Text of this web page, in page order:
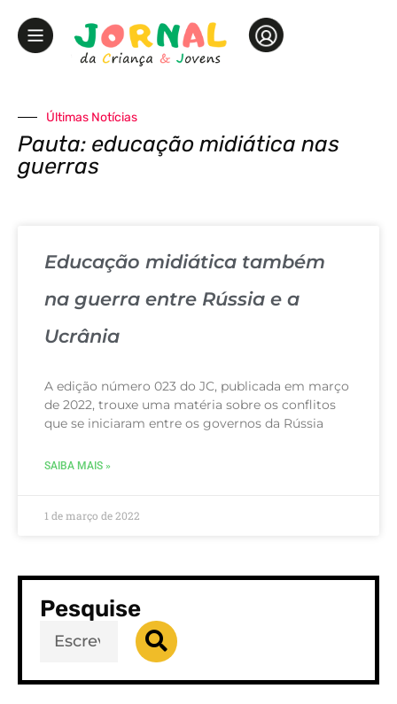
Últimas Notícias
Pauta: educação midiática nas
guerras
Educação midiática também
na guerra entre Rússia e a
Ucrânia
A edição número 023 do JC, publicada em março
de 2022, trouxe uma matéria sobre os conflitos
que se iniciaram entre os governos da Rússia
SAIBA MAIS »
1 de março de 2022
Pesquise